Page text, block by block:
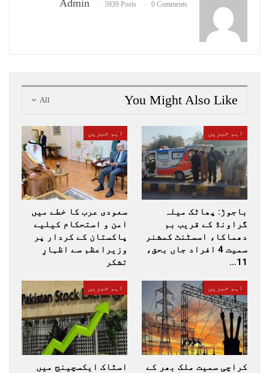
Admin 5939 Posts 0 Comments
All You Might Also Like
اہم خبریں
باجوڑ: پھاٹک میلہ
گراونڈ کے قریب بم
دھماکا، اسسٹنٹ کمشنر
سمیت 4 افراد جاں بحق،
11…
اہم خبریں
سعودی عرب کا خطے میں
امن و استحکام کیلیے
پاکستان کے کردار پر
وزیراعظم سے اظہارِ
تشکر
اہم خبریں
کراچی سمیت ملک بھر کے
اہم خبریں
اسٹاک ایکسچینج میں